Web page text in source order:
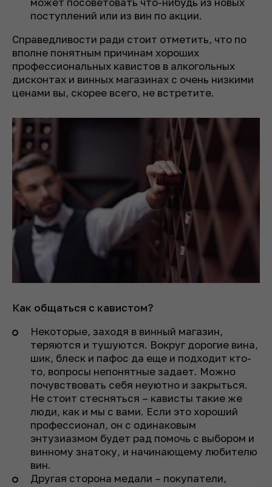
поступлений или из вин по акции.
Справедливости ради стоит отметить, что по
вполне понятным причинам хороших
профессиональных кавистов в алкогольных
дисконтах и винных магазинах с очень низкими
ценами вы, скорее всего, не встретите.
Как общаться с кавистом?
Некоторые, заходя в винный магазин,
теряются и тушуются. Вокруг дорогие вина,
шик, блеск и пафос да еще и подходит кто-
то, вопросы непонятные задает. Можно
почувствовать себя неуютно и закрыться.
Не стоит стесняться – кависты такие же
люди, как и мы с вами. Если это хороший
профессионал, он с одинаковым
энтузиазмом будет рад помочь с выбором и
винному знатоку, и начинающему любителю
вин.
Другая сторона медали – покупатели,